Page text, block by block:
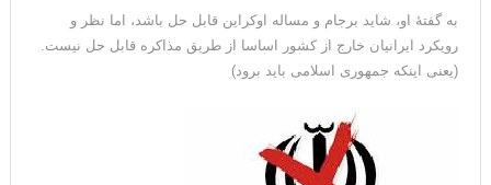
به گفتۀ او، شاید برجام و مساله اوکراین قابل حل باشد، اما نظر و
رویکرد ایرانیان خارج از کشور اساسا از طریق مذاکره قابل حل نیست.
(یعنی اینکه جمهوری اسلامی باید برود)